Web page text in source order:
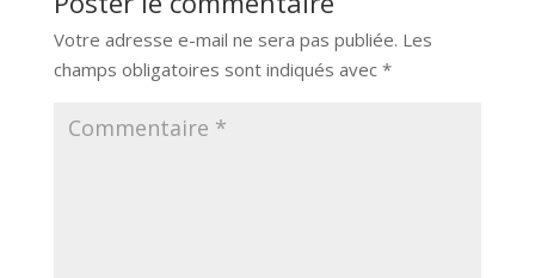
Votre adresse e-mail ne sera pas publiée. Les
champs obligatoires sont indiqués avec *